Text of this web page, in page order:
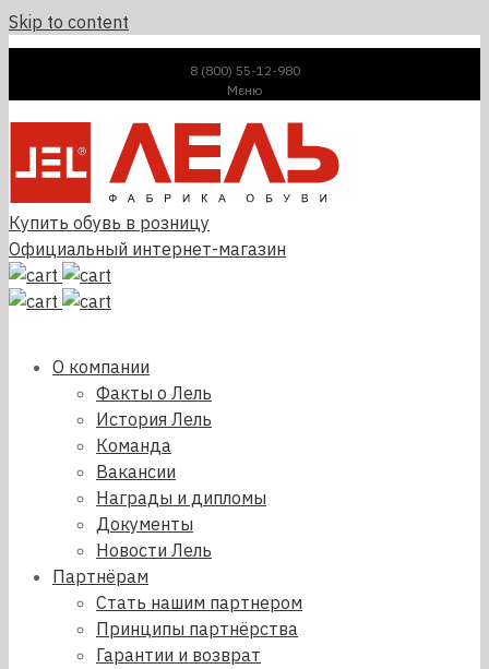
Skip to content
8 (800) 55-12-980
Μεню
Купить обувь в розницу
Официальный интернет-магазин
О компании
Факты о Лель
История Лель
Команда
Вакансии
Награды и дипломы
Документы
Новости Лель
Партнёрам
Стать нашим партнером
Принципы партнёрства
Гарантии и возврат